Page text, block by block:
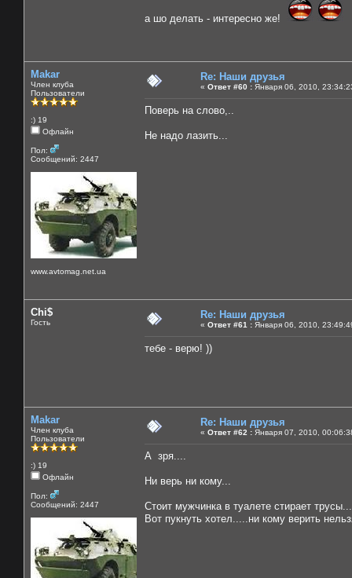
а шо делать - интересно же!
Makar
Член клуба
Пользователи
:) 19
Офлайн
Пол:
Сообщений: 2447
www.avtomag.net.ua
Re: Наши друзья
« Ответ #60 : Января 06, 2010,
Поверь на слово,..
Не надо лазить...
Chi$
Гость
Re: Наши друзья
« Ответ #61 : Января 06, 2010,
тебе - верю! ))
Makar
Член клуба
Пользователи
:) 19
Офлайн
Пол:
Сообщений: 2447
Re: Наши друзья
« Ответ #62 : Января 07, 2010,
А зря....
Ни верь ни кому...
Стоит мужчинка в туалете стирает трусы...
Вот пукнуть хотел.....ни кому верить